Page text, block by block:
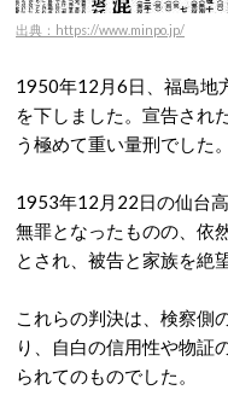
出典：https://www.minpo.jp/
1950年12月6日、福島地
を下しました。宣告され
う極めて重い量刑でした。
1953年12月22日の仙台
無罪となったものの、依
とされ、被告と家族を絶
これらの判決は、検察側
り、自白の信用性や物証
られてのものでした。